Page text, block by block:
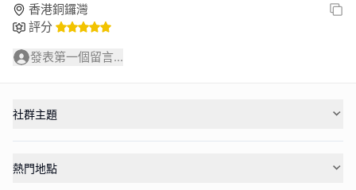
香港銅鑼灣
評分
發表第一個留言...
社群主題
熱門地點